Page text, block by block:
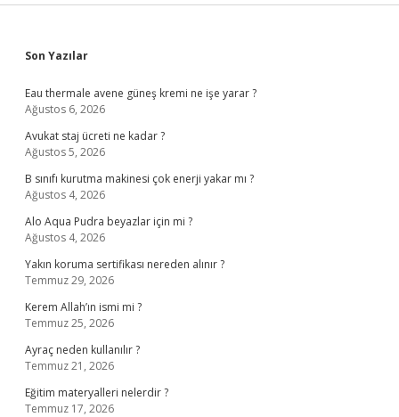
Sidebar
Son Yazılar
Eau thermale avene güneş kremi ne işe yarar ?
Ağustos 6, 2026
Avukat staj ücreti ne kadar ?
Ağustos 5, 2026
B sınıfı kurutma makinesi çok enerji yakar mı ?
Ağustos 4, 2026
Alo Aqua Pudra beyazlar için mi ?
Ağustos 4, 2026
Yakın koruma sertifikası nereden alınır ?
Temmuz 29, 2026
Kerem Allah’ın ismi mi ?
Temmuz 25, 2026
Ayraç neden kullanılır ?
Temmuz 21, 2026
Eğitim materyalleri nelerdir ?
Temmuz 17, 2026